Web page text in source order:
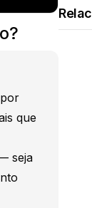
que
seja